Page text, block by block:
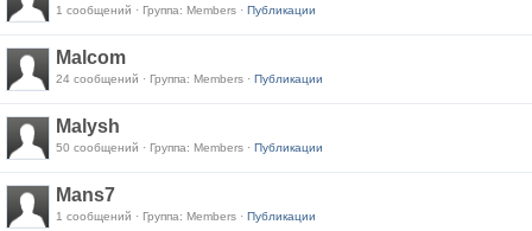
1 сообщений · Группа: Members · Публикации
Malcom
24 сообщений · Группа: Members · Публикации
Malysh
50 сообщений · Группа: Members · Публикации
Mans7
1 сообщений · Группа: Members · Публикации